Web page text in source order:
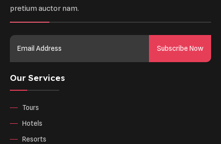
pretium auctor nam.
Subscribe Now
Our Services
Tours
Hotels
Resorts